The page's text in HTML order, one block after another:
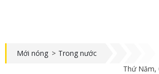
Mới nóng > Trong nước
Thứ Năm,